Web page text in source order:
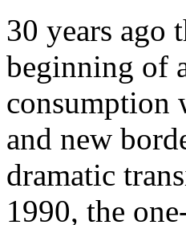
30 years ago
beginning of
consumption
and new
dramatic
1990, the